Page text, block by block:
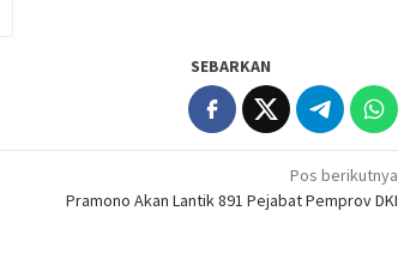
SEBARKAN
Pos berikutnya
Pramono Akan Lantik 891 Pejabat Pemprov DKI